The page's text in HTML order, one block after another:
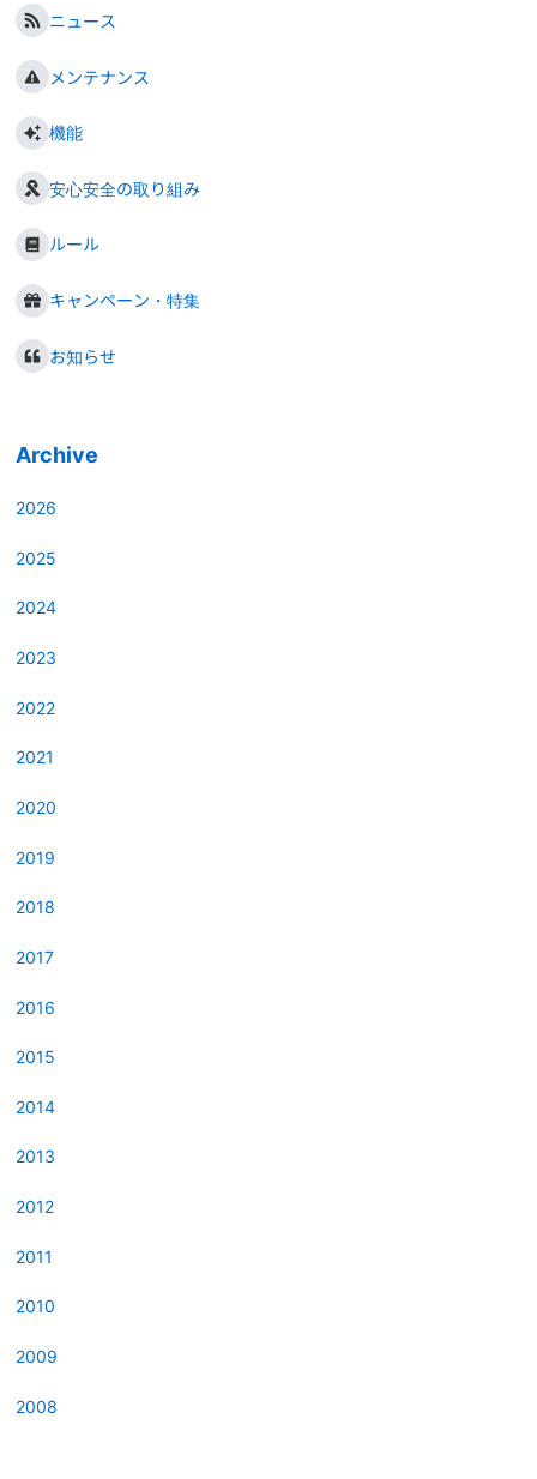
ニュース
メンテナンス
機能
安心安全の取り組み
ルール
キャンペーン・特集
お知らせ
Archive
2026
2025
2024
2023
2022
2021
2020
2019
2018
2017
2016
2015
2014
2013
2012
2011
2010
2009
2008